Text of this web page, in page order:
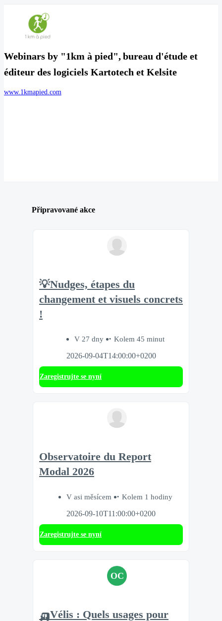
Webinars by "1km à pied", bureau d'étude et
éditeur des logiciels Kartotech et Kelsite
www.1kmapied.com
Připravované akce
💡Nudges, étapes du
changement et visuels concrets
!
V 27 dny
Kolem 45 minut
2026-09-04T14:00:00+0200
Zaregistrujte se nyní
Observatoire du Report
Modal 2026
V asi měsícem
Kolem 1 hodiny
2026-09-10T11:00:00+0200
Zaregistrujte se nyní
OC
🛺Vélis : Quels usages pour